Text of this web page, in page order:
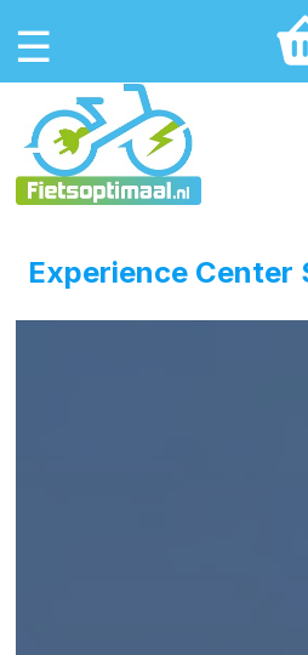
☰
Experience Center